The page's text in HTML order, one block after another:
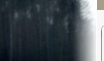
v Jaroměři a před Náchodem o